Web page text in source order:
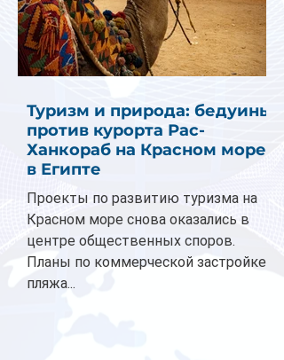
Туризм и природа: бедуины
против курорта Рас-
Ханкораб на Красном море
в Египте
Проекты по развитию туризма на
Красном море снова оказались в
центре общественных споров.
Планы по коммерческой застройке
пляжа...